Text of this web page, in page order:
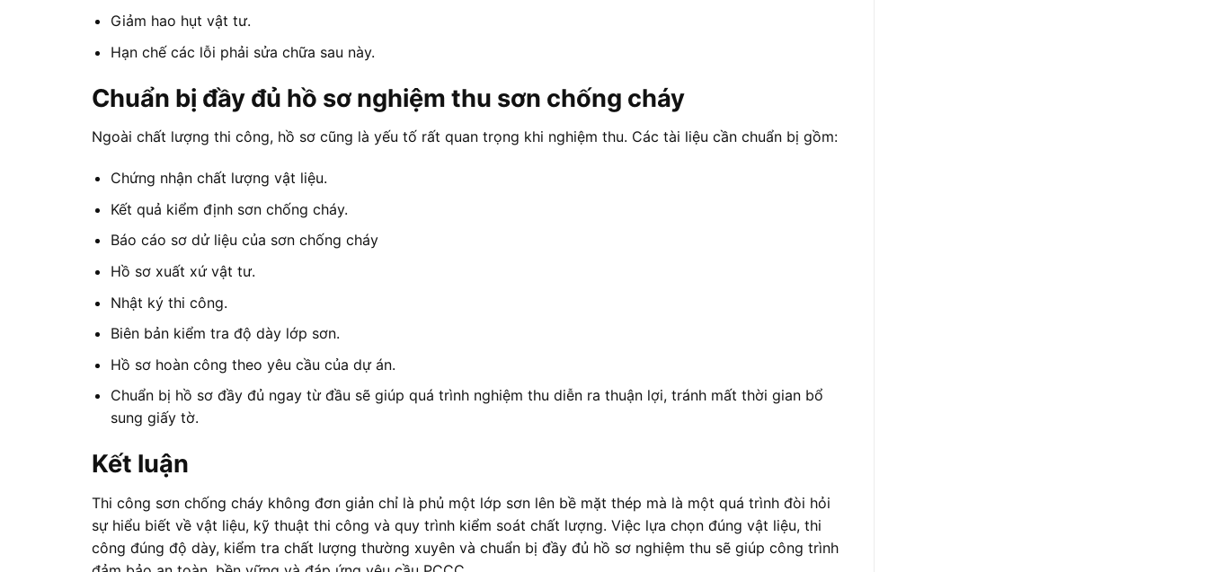
Giảm hao hụt vật tư.
Hạn chế các lỗi phải sửa chữa sau này.
Chuẩn bị đầy đủ hồ sơ nghiệm thu sơn chống cháy
Ngoài chất lượng thi công, hồ sơ cũng là yếu tố rất quan trọng khi nghiệm thu. Các tài liệu cần chuẩn bị gồm:
Chứng nhận chất lượng vật liệu.
Kết quả kiểm định sơn chống cháy.
Báo cáo sơ dử liệu của sơn chống cháy
Hồ sơ xuất xứ vật tư.
Nhật ký thi công.
Biên bản kiểm tra độ dày lớp sơn.
Hồ sơ hoàn công theo yêu cầu của dự án.
Chuẩn bị hồ sơ đầy đủ ngay từ đầu sẽ giúp quá trình nghiệm thu diễn ra thuận lợi, tránh mất thời gian bổ
sung giấy tờ.
Kết luận
Thi công sơn chống cháy không đơn giản chỉ là phủ một lớp sơn lên bề mặt thép mà là một quá trình đòi hỏi
sự hiểu biết về vật liệu, kỹ thuật thi công và quy trình kiểm soát chất lượng. Việc lựa chọn đúng vật liệu, thi
công đúng độ dày, kiểm tra chất lượng thường xuyên và chuẩn bị đầy đủ hồ sơ nghiệm thu sẽ giúp công trình